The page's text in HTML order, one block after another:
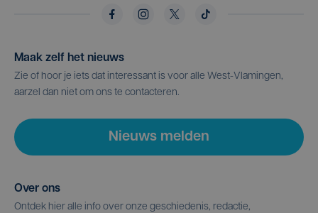
Maak zelf het nieuws
Zie of hoor je iets dat interessant is voor alle West-Vlamingen,
aarzel dan niet om ons te contacteren.
Nieuws melden
Over ons
Ontdek hier alle info over onze geschiedenis, redactie,